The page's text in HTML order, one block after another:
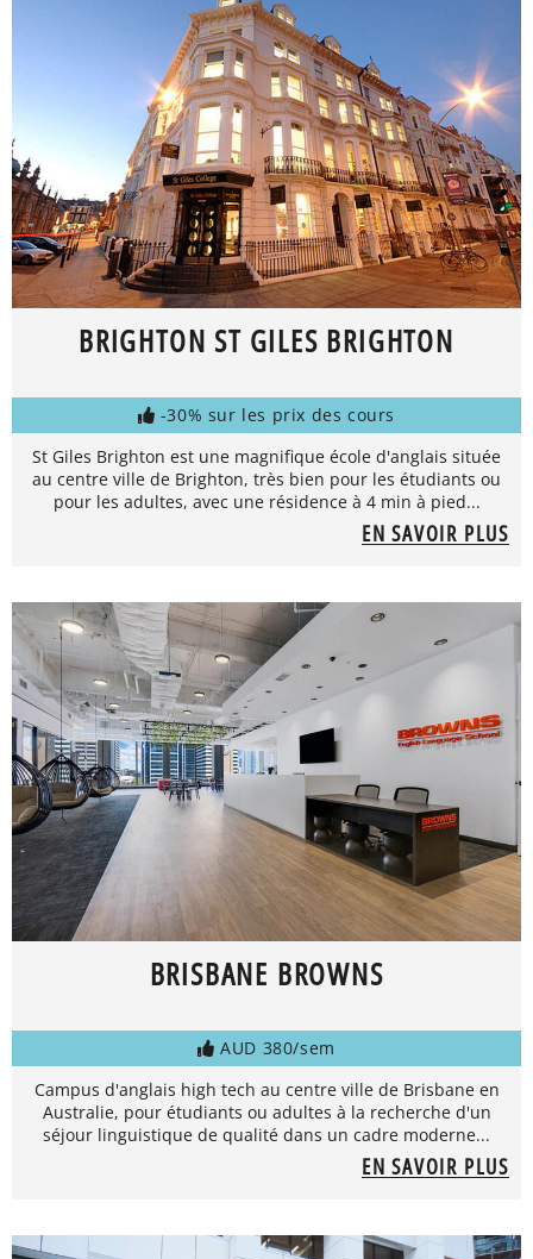
BRIGHTON ST GILES BRIGHTON
-30% sur les prix des cours
St Giles Brighton est une magnifique école d'anglais située
au centre ville de Brighton, très bien pour les étudiants ou
pour les adultes, avec une résidence à 4 min à pied...
EN SAVOIR PLUS
BRISBANE BROWNS
AUD 380/sem
Campus d'anglais high tech au centre ville de Brisbane en
Australie, pour étudiants ou adultes à la recherche d'un
séjour linguistique de qualité dans un cadre moderne...
EN SAVOIR PLUS